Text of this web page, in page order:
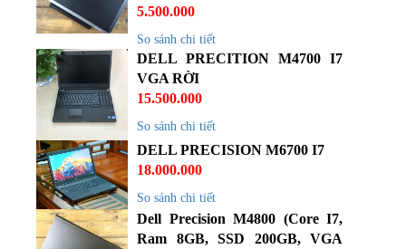
5.500.000
So sánh chi tiết
DELL PRECITION M4700 I7
VGA RỜI
15.500.000
So sánh chi tiết
DELL PRECISION M6700 I7
18.000.000
So sánh chi tiết
Dell Precision M4800 (Core I7,
Ram 8GB, SSD 200GB, VGA